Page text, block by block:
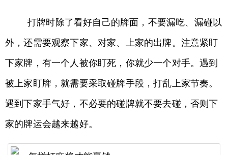
打牌时除了看好自己的牌面，不要漏吃、漏碰以
外，还需要观察下家、对家、上家的出牌。注意紧盯
下家牌，有一个人被你盯死，你就少一个对手。遇到
被上家盯牌，就需要采取碰牌手段，打乱上家节奏。
遇到下家手气好，不必要的碰牌就不要去碰，否则下
家的牌运会越来越好。